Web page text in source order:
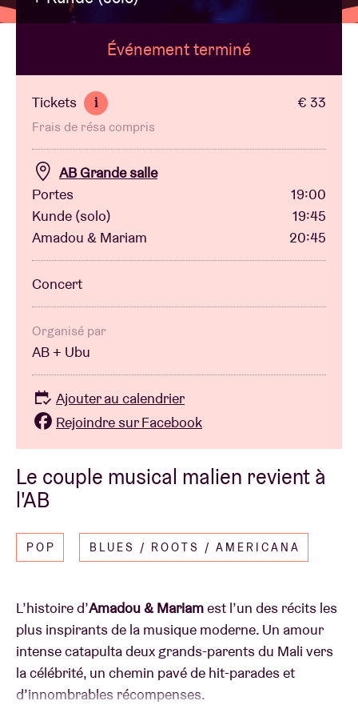
Location de salles
BRDCST
ABtv
Chèque-concert
À propos de l'AB
Contact
Le couple musical malien revient à
l'AB
POP BLUES / ROOTS / AMERICANA
L’histoire d’Amadou & Mariamest l’un des récits les
plus inspirants de la musique moderne. Un amour
intense catapulta deux grands-parents du Mali vers
la célébrité, un chemin pavé de hit-parades et
d’innombrables récompenses.
Événement terminé
Tickets i € 33
Frais de résa compris
AB Grande salle
Portes
19:00
Kunde (solo)
19:45
Amadou & Mariam
20:45
Concert
Organisé par
AB + Ubu
Ajouter au calendrier
Rejoindre sur Facebook